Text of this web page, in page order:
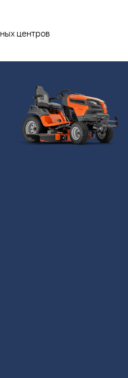
центров